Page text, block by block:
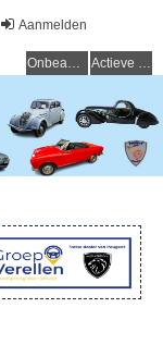
Aanmelden
Onbeantwoorde onderwerpen Actieve onderwerpen